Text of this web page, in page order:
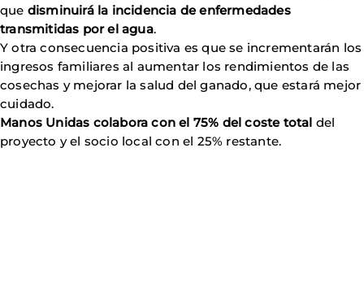
que disminuirá la incidencia de enfermedades
transmitidas por el agua.
Y otra consecuencia positiva es que se incrementarán los
ingresos familiares al aumentar los rendimientos de las
cosechas y mejorar la salud del ganado, que estará mejor
cuidado.
Manos Unidas colabora con el 75% del coste total del
proyecto y el socio local con el 25% restante.